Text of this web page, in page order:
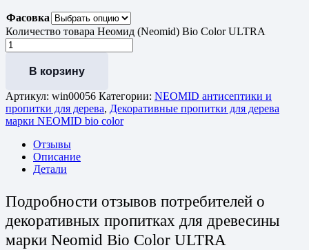
Фасовка
Количество товара Неомид (Neomid) Bio Color ULTRA
В корзину
Артикул: win00056 Категории: NEOMID антисептики и
пропитки для дерева, Декоративные пропитки для дерева
марки NEOMID bio color
Отзывы
Описание
Детали
Подробности отзывов потребителей о
декоративных пропитках для древесины
марки Neomid Bio Color ULTRA